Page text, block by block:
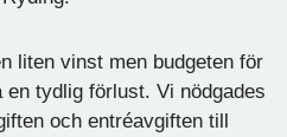
liten vinst men budgeten för
tydlig förlust. Vi nödgades
och entréavgiften till